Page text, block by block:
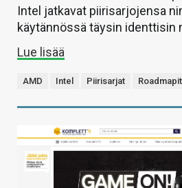
Intel jatkavat piirisarjojensa
käytännössä täysin identtisin
Lue lisää
AMD Intel Piirisarjat Roadmapit